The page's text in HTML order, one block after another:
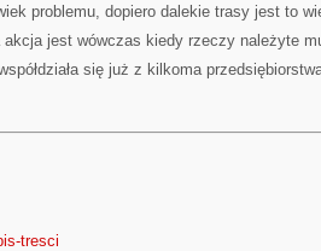
problemu, dopiero dalekie trasy jest to
jest wówczas kiedy rzeczy należyte
się już z kilkoma
tresci